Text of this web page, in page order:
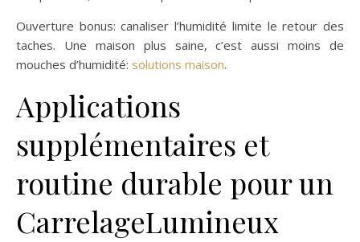
Ouverture bonus: canaliser l’humidité limite le retour des
taches. Une maison plus saine, c’est aussi moins de
mouches d’humidité: solutions maison.
Applications
supplémentaires et
routine durable pour un
CarrelageLumineux